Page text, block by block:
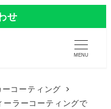
せ
MENU
ーコーティング
ーラーコーティングで